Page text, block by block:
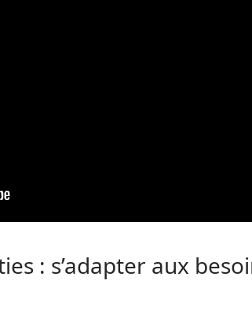
: s’adapter aux